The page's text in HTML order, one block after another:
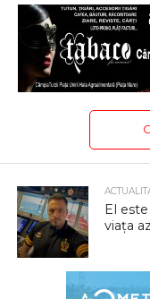
El
viața